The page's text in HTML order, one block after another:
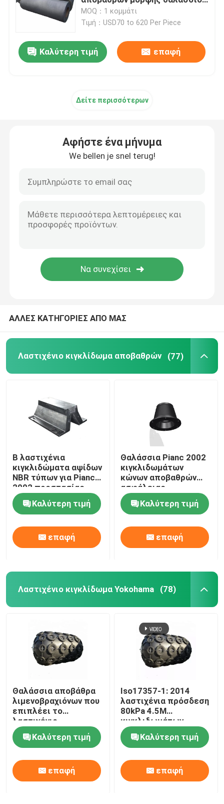
Λαστιχένιο κιγκλίδωμα αψίδων
Λαστιχένια κιγκλιδώματα κώνων
Κυλινδρικά θαλάσσια κιγκλιδώματα
Λαστιχένιο κιγκλίδωμα κυττάρων
Κιγκλιδώματα βαρκών ρυμουλκών
Υποβρύχια κιγκλιδώματα
Στυλίσκοι πρόσδεσης
υλικό NBR
MOQ：1 κομμάτι
Τιμή：USD70 to 620 Per Piece
Καλύτερη τιμή επαφή
Δείτε περισσότερων
Αφήστε ένα μήνυμα
We bellen je snel terug!
ΑΛΛΕΣ ΚΑΤΗΓΟΡΙΕΣ ΑΠΟ ΜΑΣ
Λαστιχένιο κιγκλίδωμα αποβαθρών (77)
Β λαστιχένια
κιγκλιδώματα αψίδων
NBR τύπων για Pianc
2002 προστασίας
αποβαθρών
Καλύτερη τιμή
επαφή
Θαλάσσια Pianc 2002
κιγκλιδωμάτων
κώνων αποβαθρών
ασφάλειας
λαστιχένια
υπερβολικά ωμέγα
πρότυπα
Καλύτερη τιμή
επαφή
Λαστιχένιο κιγκλίδωμα Yokohama (78)
Θαλάσσια αποβάθρα
λιμενοβραχιόνων που
επιπλέει το
λαστιχένιο
κιγκλίδωμα ISO 17357
50 Kpa Yokohama
Καλύτερη τιμή
επαφή
Iso17357-1: 2014
λαστιχένια πρόσδεση
80kPa 4.5M
κιγκλιδωμάτων
Yokohama
Καλύτερη τιμή
επαφή